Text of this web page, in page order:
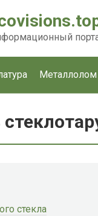
Металлолом
стекла